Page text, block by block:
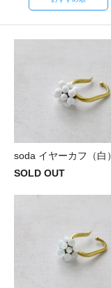
soda イヤーカフ（白）
SOLD OUT